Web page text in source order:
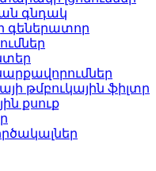
գնդակ
գեներատոր
թմբուկային ֆիլտր
քսուք